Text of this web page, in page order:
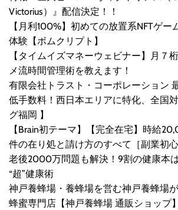
Victorius）』配信決定！！
【月利100%】初めての放置系NFTゲー
体験【ボムクリプト】
【タイムイズマネーウェビナー】月７
メ流時間管理術を教えます！
有限会社トラスト・コーポレーション
低手数料！西日本エリアに特化、全国
グ福岡 】
【Brain初テーマ】【完全在宅】時給
件の在り処と請け方のすべて［副業初
老後2000万問題も解決！9割の健康本
“超”健康術
神戸養蜂場・養蜂場を営む神戸養蜂場
蜂蜜専門店【神戸養蜂場 通販ショップ】